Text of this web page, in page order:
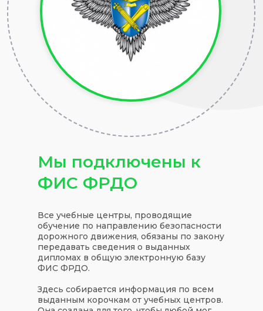
Все учебные центры, проводящие
обучение по направлению безопасности
дорожного движения, обязаны по закону
передавать сведения о выданных
дипломах в общую электронную базу
ФИС ФРДО.
Здесь собирается информация по всем
выданным корочкам от учебных центров.
Мы подключены к
ФИС ФРДО